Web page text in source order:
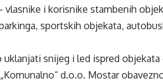
i korisnike stambenih
sportskih objekata,
uklanjati snijeg i led ispred
d.o.o. Mostar